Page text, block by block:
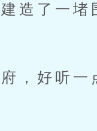
了一堵
好听一